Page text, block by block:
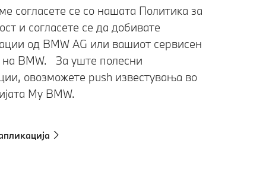
согласете се со нашата Политика за
и согласете се да добивате
од BMW AG или вашиот сервисен
на BMW. За уште полесни
овозможете push известувања во
My BMW.